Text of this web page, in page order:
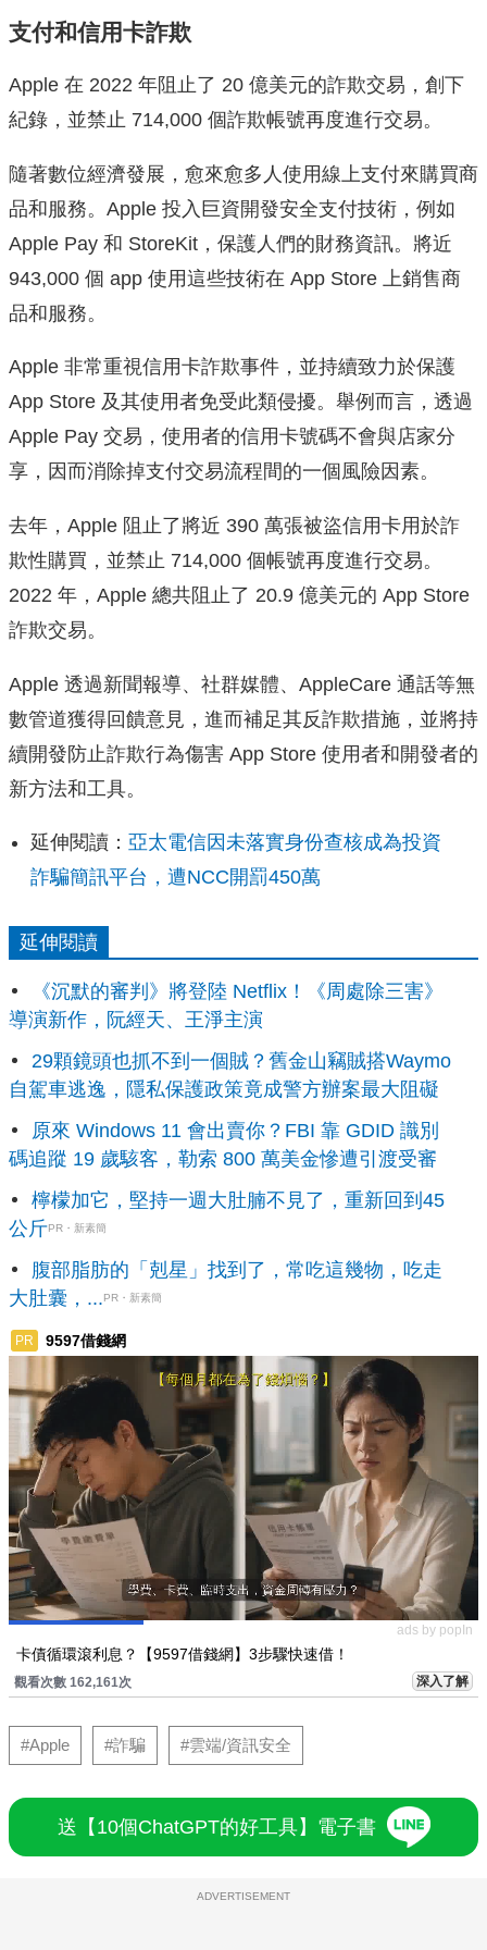
支付和信用卡詐欺
Apple 在 2022 年阻止了 20 億美元的詐欺交易，創下
紀錄，並禁止 714,000 個詐欺帳號再度進行交易。
隨著數位經濟發展，愈來愈多人使用線上支付來購買商
品和服務。Apple 投入巨資開發安全支付技術，例如
Apple Pay 和 StoreKit，保護人們的財務資訊。將近
943,000 個 app 使用這些技術在 App Store 上銷售商
品和服務。
Apple 非常重視信用卡詐欺事件，並持續致力於保護
App Store 及其使用者免受此類侵擾。舉例而言，透過
Apple Pay 交易，使用者的信用卡號碼不會與店家分
享，因而消除掉支付交易流程間的一個風險因素。
去年，Apple 阻止了將近 390 萬張被盜信用卡用於詐
欺性購買，並禁止 714,000 個帳號再度進行交易。
2022 年，Apple 總共阻止了 20.9 億美元的 App Store
詐欺交易。
Apple 透過新聞報導、社群媒體、AppleCare 通話等無
數管道獲得回饋意見，進而補足其反詐欺措施， 並將持
續開發防止詐欺行為傷害 App Store 使用者和開發者的
新方法和工具。
延伸閱讀： 亞太電信因未落實身份查核成為投資
詐騙簡訊平台，遭NCC開罰450萬
延伸閱讀
《沉默的審判》將登陸 Netflix！《周處除三害》
導演新作，阮經天、王淨主演
29顆鏡頭也抓不到一個賊？舊金山竊賊搭Waymo
自駕車逃逸，隱私保護政策竟成警方辦案最大阻礙
原來 Windows 11 會出賣你？FBI 靠 GDID 識別
碼追蹤 19 歲駭客，勒索 800 萬美金慘遭引渡受審
檸檬加它，堅持一週大肚腩不見了，重新回到45
公斤PR・新素簡
腹部脂肪的「剋星」找到了，常吃這幾物，吃走
大肚囊，...PR・新素簡
PR 9597借錢網
ads by popIn
卡債循環滾利息？【9597借錢網】3步驟快速借！
觀看次數 162,161次 深入了解
#Apple #詐騙 #雲端/資訊安全
送【10個ChatGPT的好工具】電子書
ADVERTISEMENT